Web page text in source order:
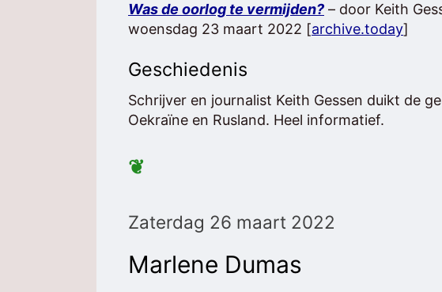
Was de oorlog te vermijden? – door Keith
woensdag 23 maart 2022 [archive.today]
Geschiedenis
Schrijver en journalist Keith Gessen duikt de
Oekraïne en Rusland. Heel informatief.
❦
Zaterdag 26 maart 2022
Marlene Dumas